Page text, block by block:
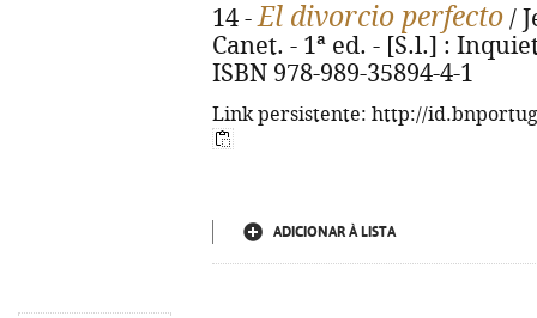
14 -El divorcio perfecto /
Canet. - 1ª ed. - [S.l.] :
ISBN 978-989-35894-4-1
Link persistente: http://
ADICIONAR À LISTA